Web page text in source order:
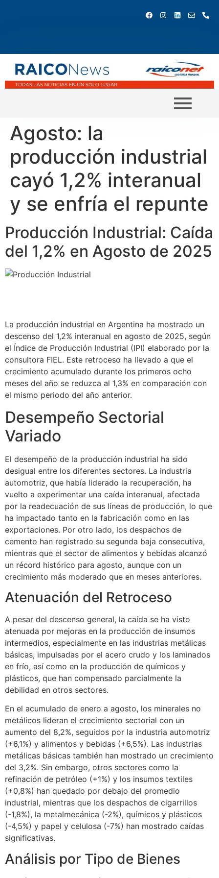
Agosto: la
producción industrial
cayó 1,2% interanual
y se enfría el repunte
Producción Industrial: Caída
del 1,2% en Agosto de 2025
La producción industrial en Argentina ha mostrado un
descenso del 1,2% interanual en agosto de 2025, según
el Índice de Producción Industrial (IPI) elaborado por la
consultora FIEL. Este retroceso ha llevado a que el
crecimiento acumulado durante los primeros ocho
meses del año se reduzca al 1,3% en comparación con
el mismo periodo del año anterior.
Desempeño Sectorial
Variado
El desempeño de la producción industrial ha sido
desigual entre los diferentes sectores. La industria
automotriz, que había liderado la recuperación, ha
vuelto a experimentar una caída interanual, afectada
por la readecuación de sus líneas de producción, lo que
ha impactado tanto en la fabricación como en las
exportaciones. Por otro lado, los despachos de
cemento han registrado su segunda baja consecutiva,
mientras que el sector de alimentos y bebidas alcanzó
un récord histórico para agosto, aunque con un
crecimiento más moderado que en meses anteriores.
Atenuación del Retroceso
A pesar del descenso general, la caída se ha visto
atenuada por mejoras en la producción de insumos
intermedios, especialmente en las industrias metálicas
básicas, impulsadas por el acero crudo y los laminados
en frío, así como en la producción de químicos y
plásticos, que han compensado parcialmente la
debilidad en otros sectores.
En el acumulado de enero a agosto, los minerales no
metálicos lideran el crecimiento sectorial con un
aumento del 8,2%, seguidos por la industria automotriz
(+6,1%) y alimentos y bebidas (+6,5%). Las industrias
metálicas básicas también han mostrado un crecimiento
del 3,2%. Sin embargo, otros sectores como la
refinación de petróleo (+1%) y los insumos textiles
(+0,8%) han quedado por debajo del promedio
industrial, mientras que los despachos de cigarrillos
(-1,8%), la metalmecánica (-2%), químicos y plásticos
(-4,5%) y papel y celulosa (-7%) han mostrado caídas
significativas.
Análisis por Tipo de Bienes